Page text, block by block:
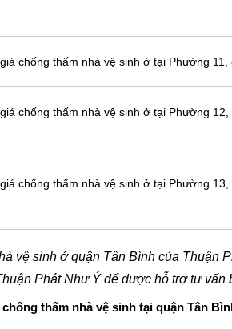
chống thấm nhà vệ sinh ở tại Phường 11,
chống thấm nhà vệ sinh ở tại Phường 12,
chống thấm nhà vệ sinh ở tại Phường 13,
vệ sinh ở quận Tân Bình của Thuận
Phát Như Ý để được hỗ trợ tư vấn
thấm nhà vệ sinh tại quận Tân